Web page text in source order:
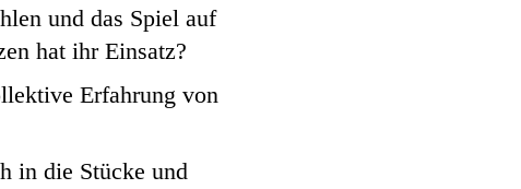
und das Spiel auf
hat ihr Einsatz?
Erfahrung von
in die Stücke und